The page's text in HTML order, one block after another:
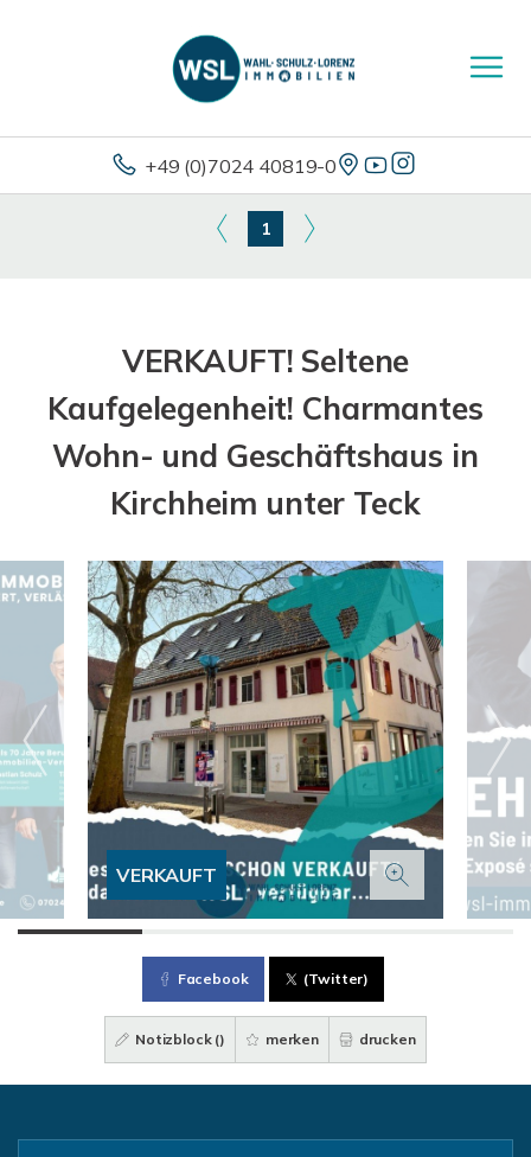
+49 (0)7024 40819-0
1
VERKAUFT! Seltene
Kaufgelegenheit! Charmantes
Wohn- und Geschäftshaus in
Kirchheim unter Teck
VERKAUFT
Facebook (Twitter)
Notizblock () merken drucken